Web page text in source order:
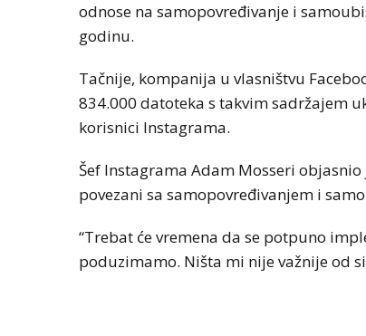
odnose na samopovređivanje i
godinu.
Tačnije, kompanija u vlasništvu
834.000 datoteka s takvim sadržajem
korisnici Instagrama.
Šef Instagrama Adam Mosseri
povezani sa samopovređivanjem i
“Trebat će vremena da se potpuno
poduzimamo. Ništa mi nije važnije od